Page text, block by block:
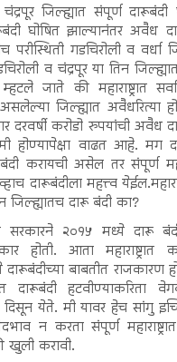
जिल्ह्यात संपूर्ण
घोषित झाल्यानंतर अवैध
परीस्थिती गडचिरोली व वर्धा
व चंद्रपूर या तिन
जाते की महाराष्ट्रात
असलेल्या जिल्ह्यात
दरवर्षी करोडो रुपयांची अवैध
होण्यापेक्षा वाढत आहे. मग
करायची असेल तर संपूर्ण
दारूबंदीला महत्त्व
दारू बंदी का?
सरकारने २०१५ मध्ये दारू
होती. आता महाराष्ट्रात
बाबतीत राजकारण
दारूबंदी हटवीण्याकरिता
येते. मी यावर हेच सांगु
न करता संपूर्ण
खुली करावी.